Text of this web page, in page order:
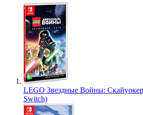
LEGO Звездные Войны:
Switch)